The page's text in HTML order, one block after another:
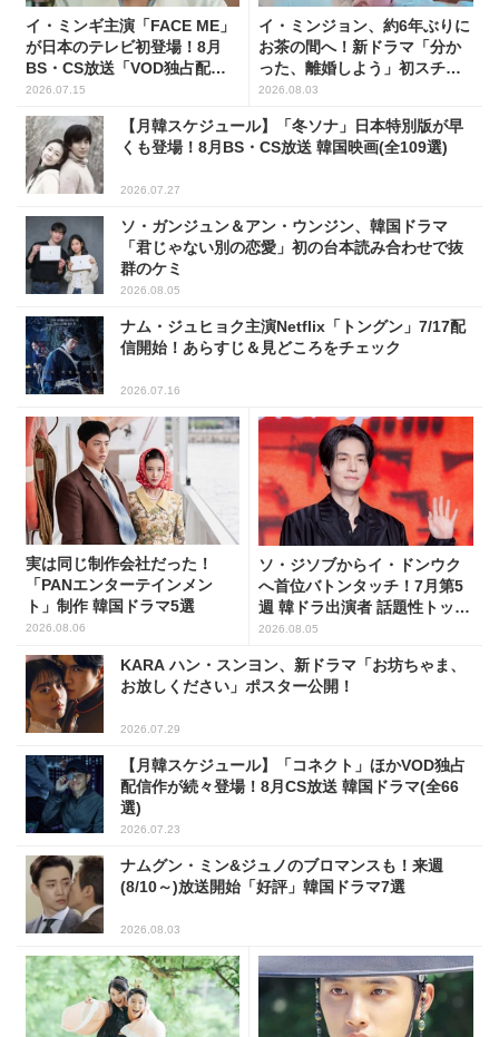
イ・ミンギ主演「FACE ME」
が日本のテレビ初登場！8月
BS・CS放送「VOD独占配
信」韓ドラ11選
2026.07.15
イ・ミンジョン、約6年ぶりに
お茶の間へ！新ドラマ「分か
った、離婚しよう」初スチー
ル公開
2026.08.03
【月韓スケジュール】「冬ソナ」日本特別版が早
くも登場！8月BS・CS放送 韓国映画(全109選)
2026.07.27
ソ・ガンジュン＆アン・ウンジン、韓国ドラマ
「君じゃない別の恋愛」初の台本読み合わせで抜
群のケミ
2026.08.05
ナム・ジュヒョク主演Netflix「トングン」7/17配
信開始！あらすじ＆見どころをチェック
2026.07.16
実は同じ制作会社だった！
「PANエンターテインメン
ト」制作 韓国ドラマ5選
2026.08.06
ソ・ジソブからイ・ドンウク
へ首位バトンタッチ！7月第5
週 韓ドラ出演者 話題性トップ
5
2026.08.05
KARA ハン・スンヨン、新ドラマ「お坊ちゃま、
お放しください」ポスター公開！
2026.07.29
【月韓スケジュール】「コネクト」ほかVOD独占
配信作が続々登場！8月CS放送 韓国ドラマ(全66
選)
2026.07.23
ナムグン・ミン&ジュノのブロマンスも！来週
(8/10～)放送開始「好評」韓国ドラマ7選
2026.08.03